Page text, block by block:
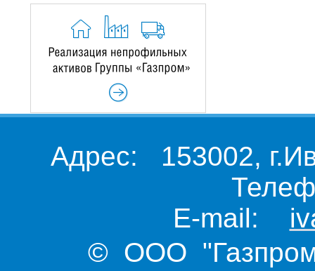
Адрес: 153002,
E-mail:
© ООО "Газпром